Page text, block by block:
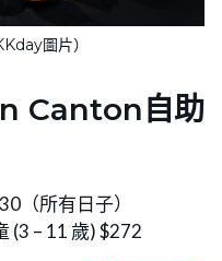
圖片）
Canton自助
（所有日子）
(3 – 11 歲) $272